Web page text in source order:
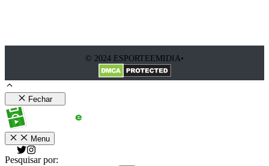
© 2024 ESPORTEEMIDIA•
Fechar
Menu
Pesquisar por: